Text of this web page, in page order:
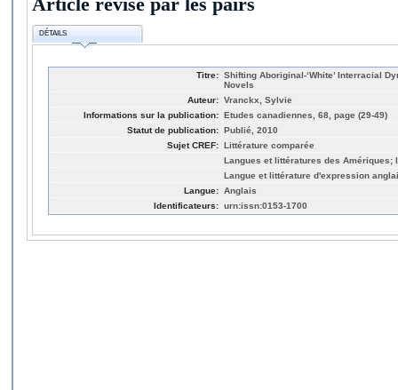
DÉTAILS
Titre: Shifting Aboriginal-‘White’ Interracial
Novels
Auteur: Vranckx, Sylvie
Informations sur la publication: Etudes canadiennes, 68, page (29-49)
Statut de publication: Publié, 2010
Sujet CREF: Littérature comparée
Langues et littératures des Amériques;
Langue et littérature d'expression
Langue: Anglais
Identificateurs: urn:issn:0153-1700